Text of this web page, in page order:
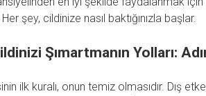
şey, cildinize nasıl baktığınızla başlar.
Şımartmanın Yolları:
ilk kuralı, onun temiz olmasıdır. Dış